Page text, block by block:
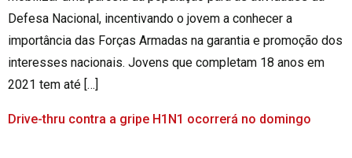
Defesa Nacional, incentivando o jovem a conhecer a
importância das Forças Armadas na garantia e promoção dos
interesses nacionais. Jovens que completam 18 anos em
2021 tem até […]
Drive-thru contra a gripe H1N1 ocorrerá no domingo